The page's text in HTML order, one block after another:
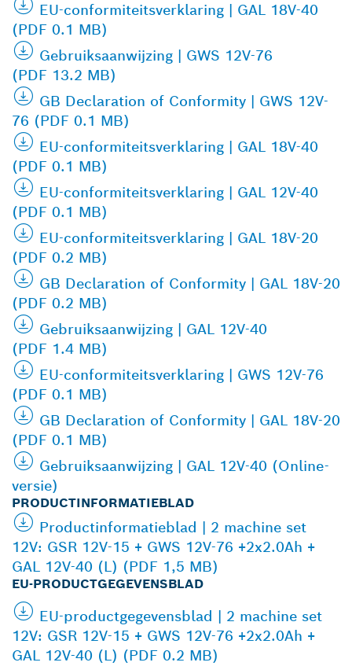
EU-conformiteitsverklaring | GAL 18V-40
(PDF 0.1 MB)
Gebruiksaanwijzing | GWS 12V-76
(PDF 13.2 MB)
GB Declaration of Conformity | GWS 12V-
76 (PDF 0.1 MB)
EU-conformiteitsverklaring | GAL 18V-40
(PDF 0.1 MB)
EU-conformiteitsverklaring | GAL 12V-40
(PDF 0.1 MB)
EU-conformiteitsverklaring | GAL 18V-20
(PDF 0.2 MB)
GB Declaration of Conformity | GAL 18V-20
(PDF 0.2 MB)
Gebruiksaanwijzing | GAL 12V-40
(PDF 1.4 MB)
EU-conformiteitsverklaring | GWS 12V-76
(PDF 0.1 MB)
GB Declaration of Conformity | GAL 18V-20
(PDF 0.1 MB)
Gebruiksaanwijzing | GAL 12V-40 (Online-
versie)
PRODUCTINFORMATIEBLAD
Productinformatieblad | 2 machine set
12V: GSR 12V-15 + GWS 12V-76 +2x2.0Ah +
GAL 12V-40 (L) (PDF 1,5 MB)
EU-PRODUCTGEGEVENSBLAD
EU-productgegevensblad | 2 machine set
12V: GSR 12V-15 + GWS 12V-76 +2x2.0Ah +
GAL 12V-40 (L) (PDF 0.2 MB)